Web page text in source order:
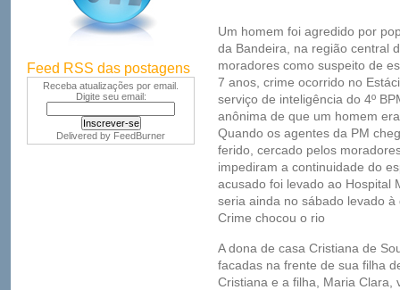
Feed RSS das postagens
Receba atualizações por email.
Digite seu email:
Delivered by FeedBurner
Um homem foi agredido por
da Bandeira, na região central
moradores como suspeito de
7 anos, crime ocorrido no
serviço de inteligência do 4º
anônima de que um homem
Quando os agentes da PM
ferido, cercado pelos
impediram a continuidade do
acusado foi levado ao Hospital
seria ainda no sábado levado
Crime chocou o rio
A dona de casa Cristiana de
facadas na frente de sua filha
Cristiana e a filha, Maria Clara,